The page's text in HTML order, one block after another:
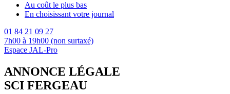
Au coût le plus bas
En choisissant votre journal
01 84 21 09 27
7h00 à 19h00 (non surtaxé)
Espace JAL-Pro
ANNONCE LÉGALE
SCI FERGEAU